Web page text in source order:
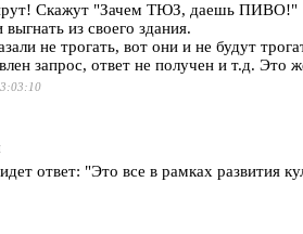
Скажут "Зачем ТЮЗ, даешь ПИВО!"
из своего здания.
не трогать, вот они и не будут
запрос, ответ не получен и т.д. Это
ответ: "Это все в рамках развития